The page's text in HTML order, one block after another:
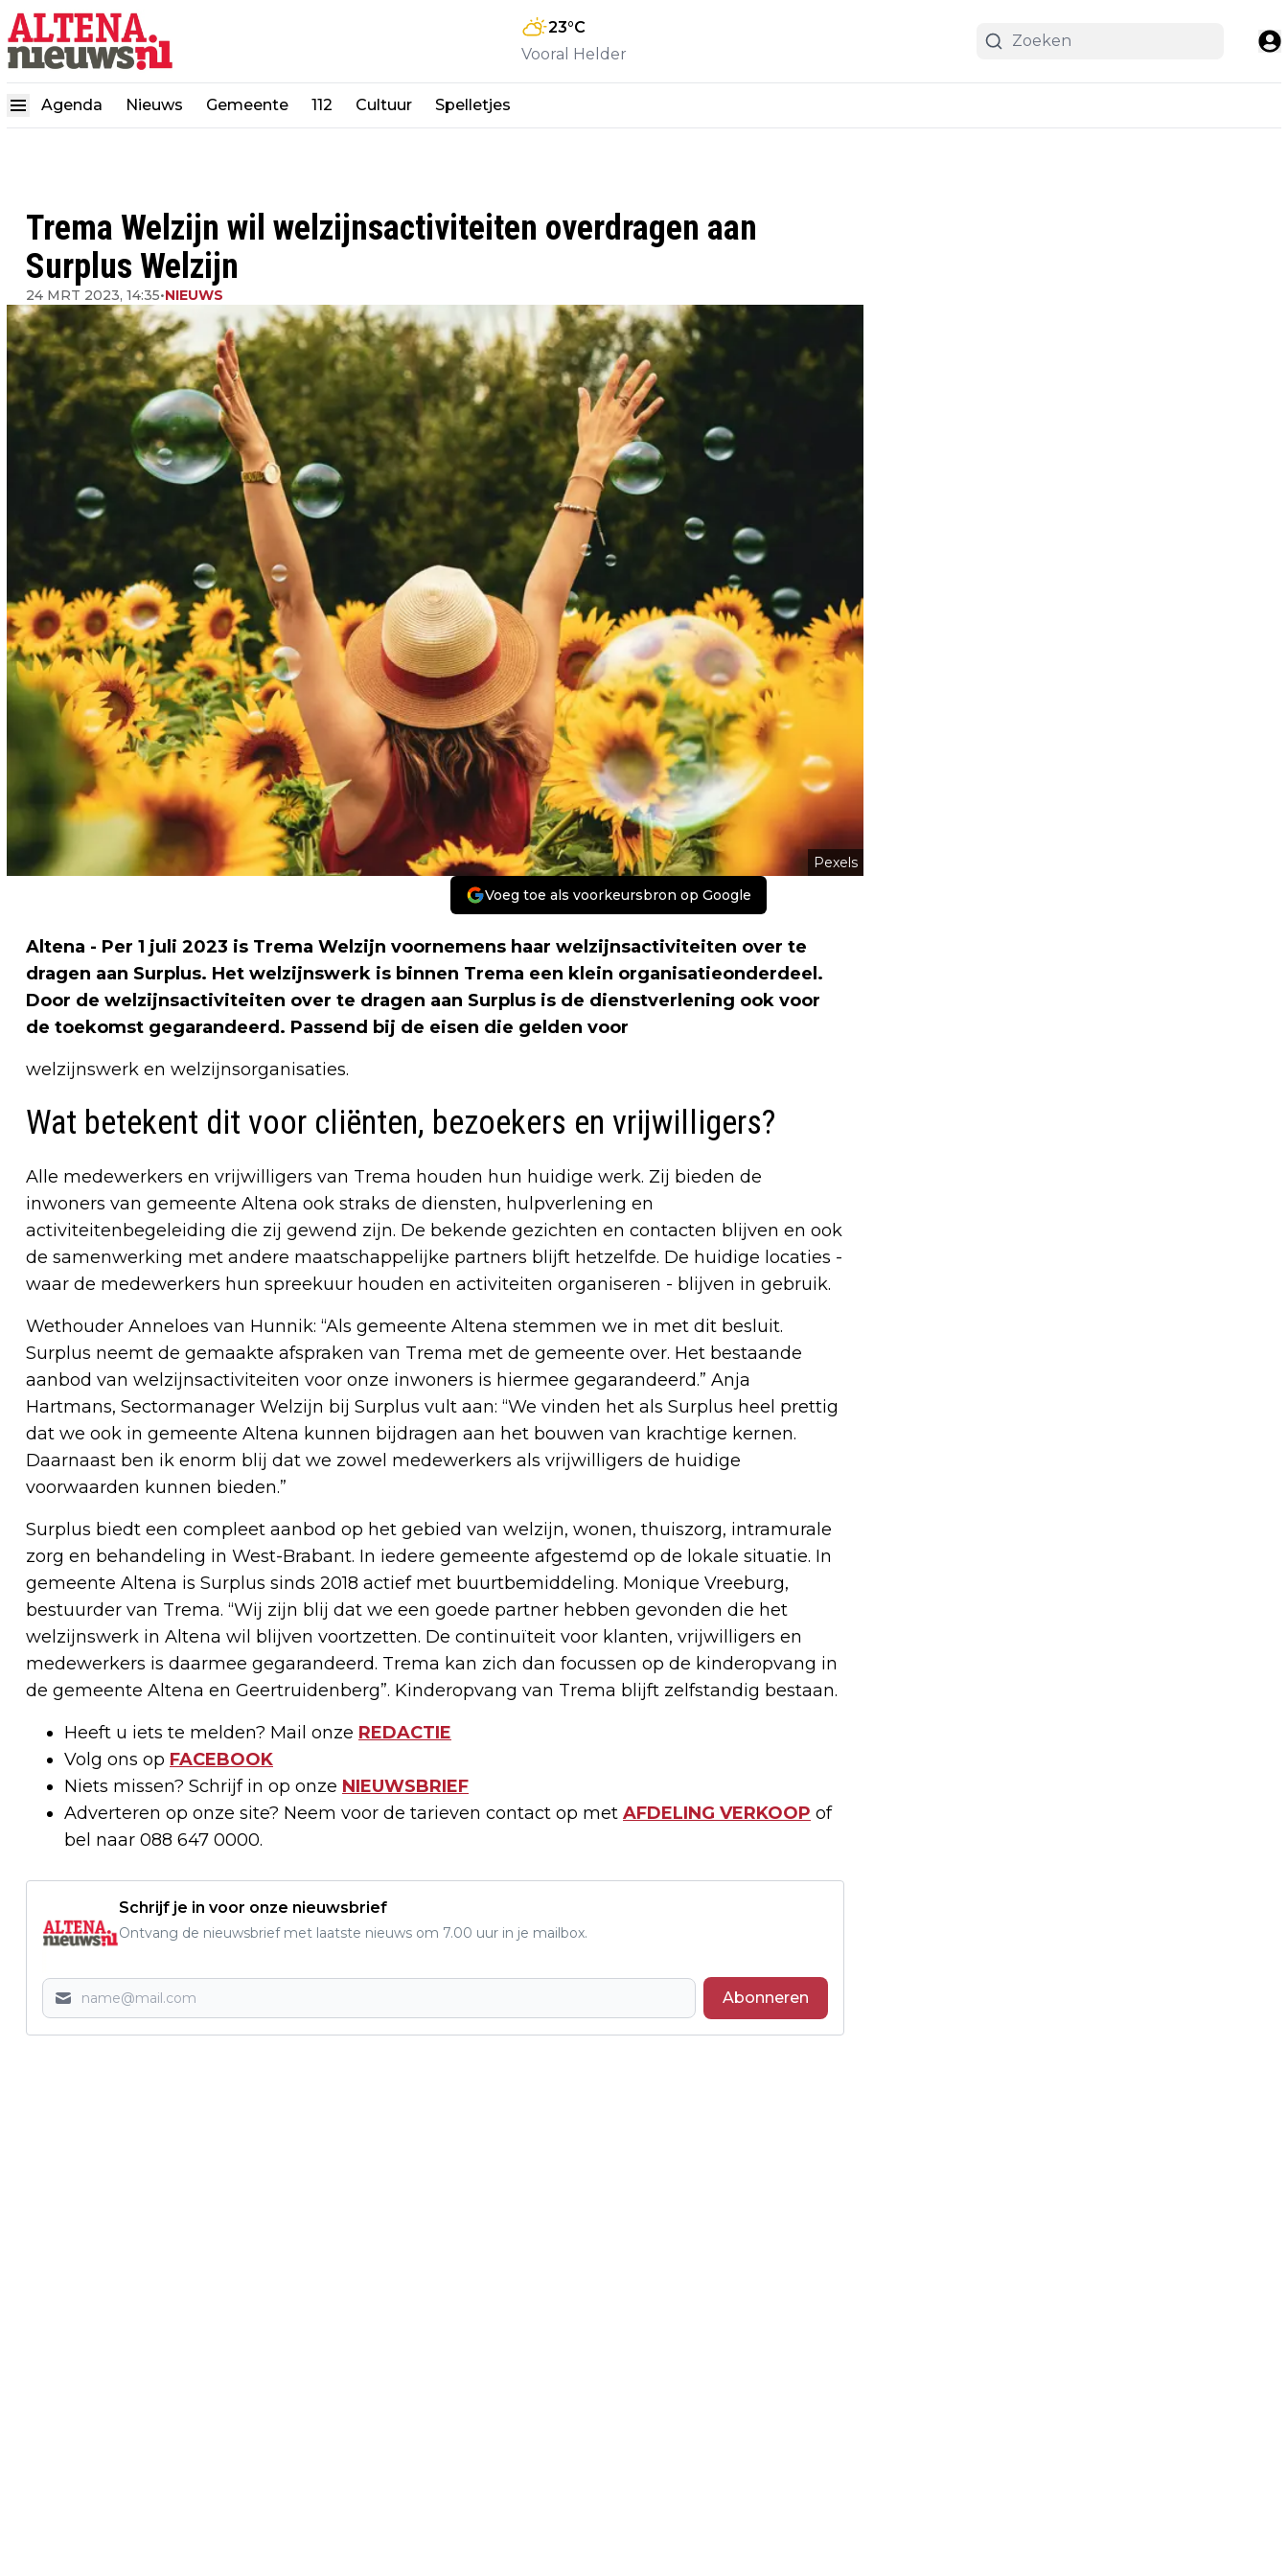
23°C
Vooral Helder
Agenda Nieuws Gemeente 112 Cultuur Spelletjes
Trema Welzijn wil welzijnsactiviteiten overdragen aan
Surplus Welzijn
24 MRT 2023, 14:35•NIEUWS
Pexels
Voeg toe als voorkeursbron op Google
Altena - Per 1 juli 2023 is Trema Welzijn voornemens haar welzijnsactiviteiten over te
dragen aan Surplus. Het welzijnswerk is binnen Trema een klein organisatieonderdeel.
Door de welzijnsactiviteiten over te dragen aan Surplus is de dienstverlening ook voor
de toekomst gegarandeerd. Passend bij de eisen die gelden voor
welzijnswerk en welzijnsorganisaties.
Wat betekent dit voor cliënten, bezoekers en vrijwilligers?
Alle medewerkers en vrijwilligers van Trema houden hun huidige werk. Zij bieden de
inwoners van gemeente Altena ook straks de diensten, hulpverlening en
activiteitenbegeleiding die zij gewend zijn. De bekende gezichten en contacten blijven en ook
de samenwerking met andere maatschappelijke partners blijft hetzelfde. De huidige locaties -
waar de medewerkers hun spreekuur houden en activiteiten organiseren - blijven in gebruik.
Wethouder Anneloes van Hunnik: “Als gemeente Altena stemmen we in met dit besluit.
Surplus neemt de gemaakte afspraken van Trema met de gemeente over. Het bestaande
aanbod van welzijnsactiviteiten voor onze inwoners is hiermee gegarandeerd.” Anja
Hartmans, Sectormanager Welzijn bij Surplus vult aan: “We vinden het als Surplus heel prettig
dat we ook in gemeente Altena kunnen bijdragen aan het bouwen van krachtige kernen.
Daarnaast ben ik enorm blij dat we zowel medewerkers als vrijwilligers de huidige
voorwaarden kunnen bieden.”
Surplus biedt een compleet aanbod op het gebied van welzijn, wonen, thuiszorg, intramurale
zorg en behandeling in West-Brabant. In iedere gemeente afgestemd op de lokale situatie. In
gemeente Altena is Surplus sinds 2018 actief met buurtbemiddeling. Monique Vreeburg,
bestuurder van Trema. “Wij zijn blij dat we een goede partner hebben gevonden die het
welzijnswerk in Altena wil blijven voortzetten. De continuïteit voor klanten, vrijwilligers en
medewerkers is daarmee gegarandeerd. Trema kan zich dan focussen op de kinderopvang in
de gemeente Altena en Geertruidenberg”. Kinderopvang van Trema blijft zelfstandig bestaan.
Heeft u iets te melden? Mail onze REDACTIE
Volg ons op FACEBOOK
Niets missen? Schrijf in op onze NIEUWSBRIEF
Adverteren op onze site? Neem voor de tarieven contact op met AFDELING VERKOOP of
bel naar 088 647 0000.
Schrijf je in voor onze nieuwsbrief
Ontvang de nieuwsbrief met laatste nieuws om 7.00 uur in je mailbox.
Abonneren